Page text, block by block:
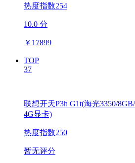
热度指数254
10.0 分
￥ 17899
TOP
37
联想开天P3h G1t(海光3350/
4G显卡)
热度指数250
暂无评分